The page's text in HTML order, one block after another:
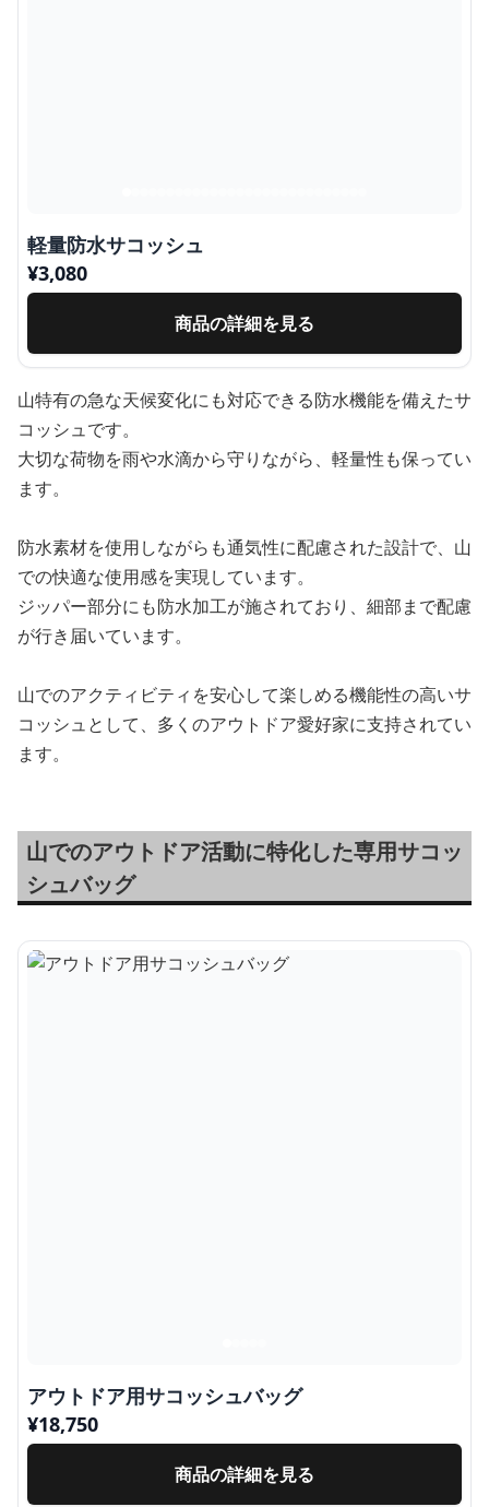
軽量防水サコッシュ
¥3,080
商品の詳細を見る
山特有の急な天候変化にも対応できる防水機能を備えたサ
コッシュです。
大切な荷物を雨や水滴から守りながら、軽量性も保ってい
ます。
防水素材を使用しながらも通気性に配慮された設計で、山
での快適な使用感を実現しています。
ジッパー部分にも防水加工が施されており、細部まで配慮
が行き届いています。
山でのアクティビティを安心して楽しめる機能性の高いサ
コッシュとして、多くのアウトドア愛好家に支持されてい
ます。
山でのアウトドア活動に特化した専用サコッ
シュバッグ
アウトドア用サコッシュバッグ
¥18,750
商品の詳細を見る